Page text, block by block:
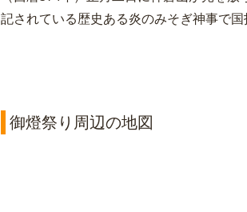
記されている歴史ある炎のみそぎ神事で
御燈祭り周辺の地図